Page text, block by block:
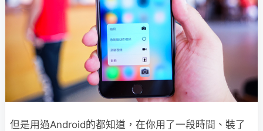
但是用過Android的都知道，在你用了一段時間、裝了